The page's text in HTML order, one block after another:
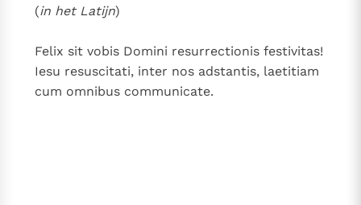
(in het Latijn)
Felix sit vobis Domini resurrectionis festivitas!
Iesu resuscitati, inter nos adstantis, laetitiam
cum omnibus communicate.